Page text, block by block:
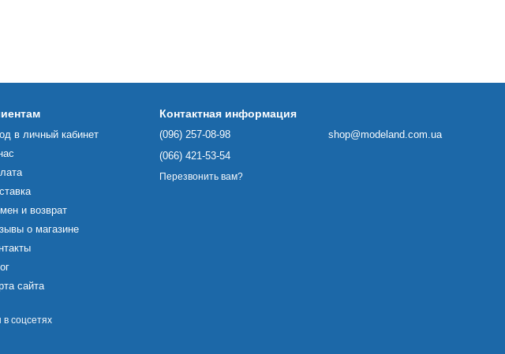
в личный кабинет
и возврат
о магазине
сайта
соцсетях
Контактная информация
(096) 257-08-98
(066) 421-53-54
Перезвонить вам?
shop@modeland.com.ua